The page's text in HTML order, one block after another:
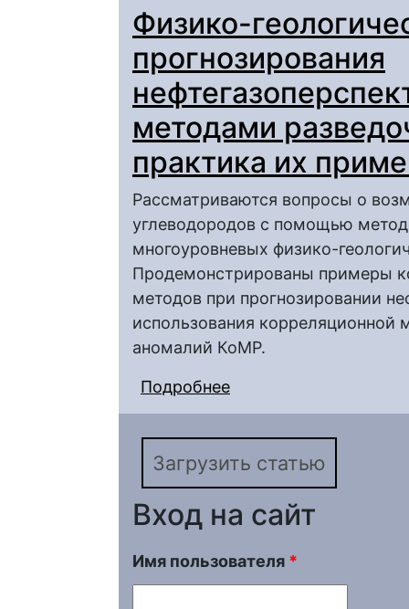
Физико-
прогнозирования
методами
практика их
Рассматриваются вопросы о
углеводородов с помощью
многоуровневых физико-
Продемонстрированы примеры
методов при прогнозировании
использования корреляционной
аномалий КоМР.
Подробнее
геофизики и
Загрузить статью
Вход на сайт
Имя пользователя *